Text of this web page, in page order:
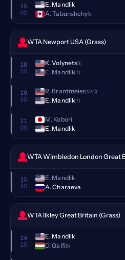
15
00
E. Mandlik
A. Tabunshchyk
WTA Newport USA (Grass)
18
50
K. Volynets(3)
E. Mandlik(7)
19
50
R. Brantmeier(WC)
E. Mandlik(7)
21
05
M. Kobori
E. Mandlik
15
40
E. Mandlik
A. Charaeva
WTA Ilkley Great Britain (Grass)
14
15
E. Mandlik
D. Galfi(6)